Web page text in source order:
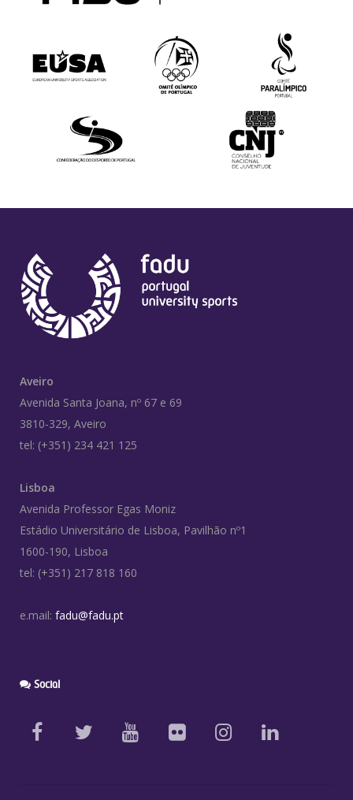
Aveiro
Avenida Santa Joana, nº 67 e 69
3810-329, Aveiro
tel: (+351) 234 421 125
Lisboa
Avenida Professor Egas Moniz
Estádio Universitário de Lisboa, Pavilhão nº1
1600-190, Lisboa
tel: (+351) 217 818 160
e.mail: fadu@fadu.pt
Social